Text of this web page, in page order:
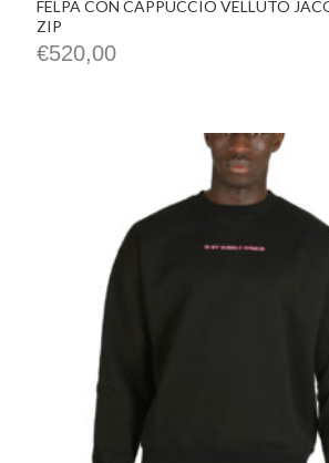
FELPA CON CAPPUCCIO VELLUTO
ZIP
€520,00